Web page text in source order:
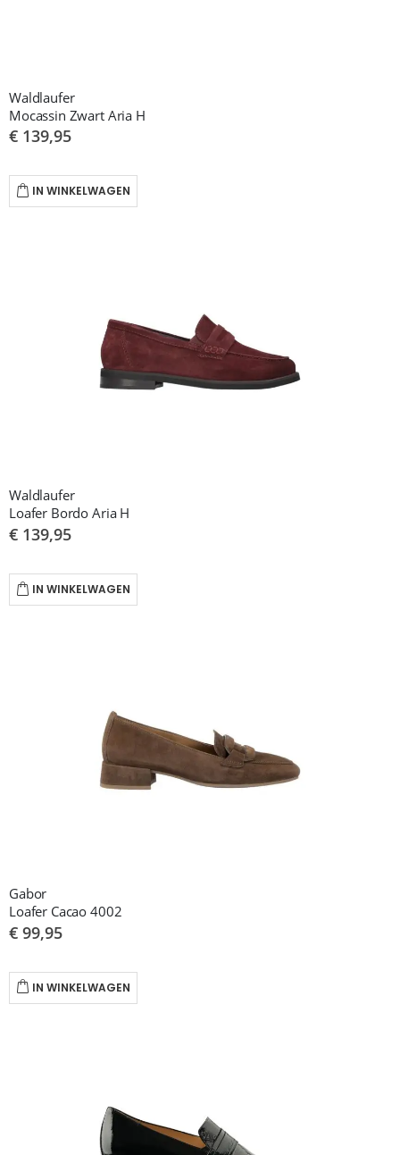
Waldlaufer
Mocassin Zwart Aria H
€ 139,95
IN WINKELWAGEN
Waldlaufer
Loafer Bordo Aria H
€ 139,95
IN WINKELWAGEN
Gabor
Loafer Cacao 4002
€ 99,95
IN WINKELWAGEN